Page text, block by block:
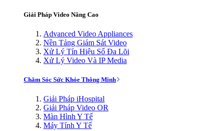
Giải Pháp Video Nâng Cao
Advanced Video Appliances
Nền Tảng Giám Sát Video
Xử Lý Tín Hiệu Số Đa Lõi
Xử Lý Video Và IP Media
Chăm Sóc Sức Khỏe Thông Minh
Giải Pháp iHospital
Giải Pháp Video OR
Màn Hình Y Tế
Máy Tính Y Tế